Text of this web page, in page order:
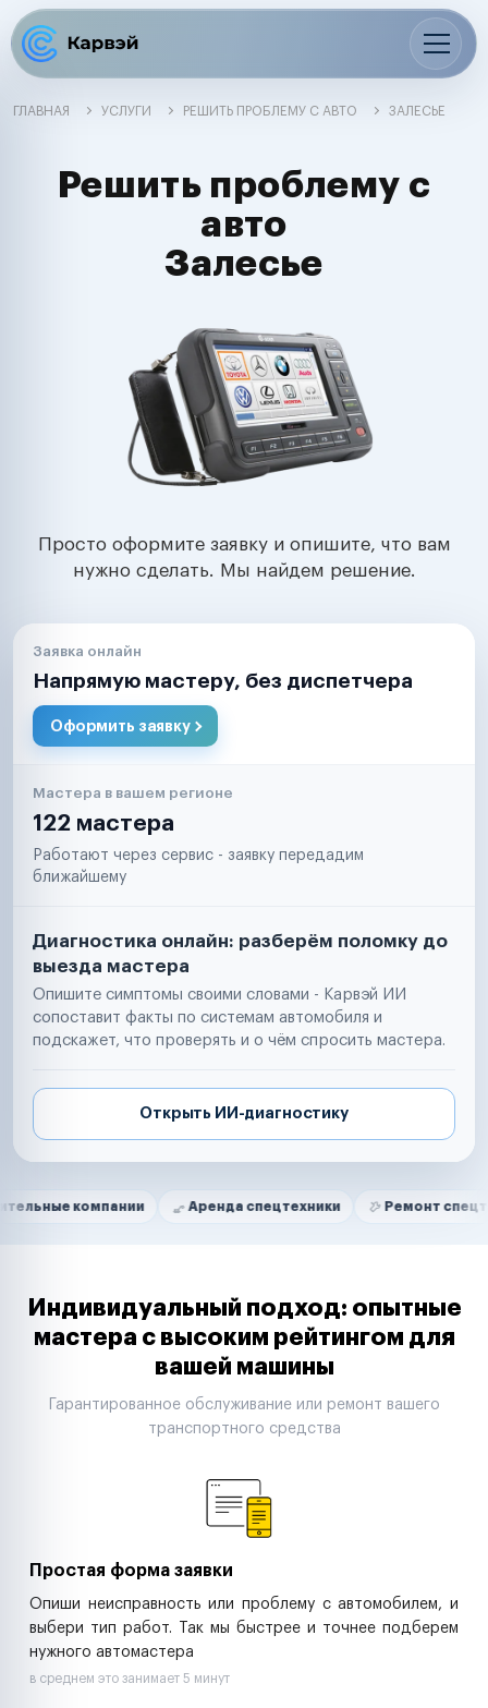
ГЛАВНАЯ УСЛУГИ РЕШИТЬ ПРОБЛЕМУ С АВТО ЗАЛЕСЬЕ
Решить проблему с
авто
Залесье
Просто оформите заявку и опишите, что вам
нужно сделать. Мы найдем решение.
Заявка онлайн
Напрямую мастеру, без диспетчера
Оформить заявку
Мастера в вашем регионе
122 мастера
Работают через сервис - заявку передадим
ближайшему
Диагностика онлайн: разберём поломку до
выезда мастера
Опишите симптомы своими словами - Карвэй ИИ
сопоставит факты по системам автомобиля и
подскажет, что проверять и о чём спросить мастера.
Открыть ИИ-диагностику
Нам доверяют
Аренда спецтехники Ремонт спецтехники
Маркетплейсы
Таксопарки
Автодилеры
Строительные компании
Аренда спецтехники
Индивидуальный подход: опытные
мастера с высоким рейтингом для
вашей машины
Гарантированное обслуживание или ремонт вашего
транспортного средства
Простая форма заявки
Опиши неисправность или проблему с автомобилем, и
выбери тип работ. Так мы быстрее и точнее подберем
нужного автомастера
в среднем это занимает 5 минут